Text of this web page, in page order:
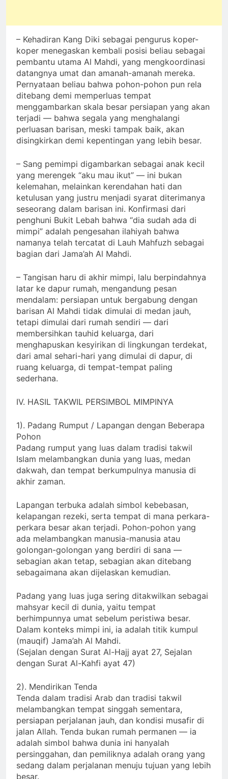
– Kehadiran Kang Diki sebagai pengurus koper-
koper menegaskan kembali posisi beliau sebagai
pembantu utama Al Mahdi, yang mengkoordinasi
datangnya umat dan amanah-amanah mereka.
Pernyataan beliau bahwa pohon-pohon pun rela
ditebang demi memperluas tempat
menggambarkan skala besar persiapan yang akan
terjadi — bahwa segala yang menghalangi
perluasan barisan, meski tampak baik, akan
disingkirkan demi kepentingan yang lebih besar.
– Sang pemimpi digambarkan sebagai anak kecil
yang merengek “aku mau ikut” — ini bukan
kelemahan, melainkan kerendahan hati dan
ketulusan yang justru menjadi syarat diterimanya
seseorang dalam barisan ini. Konfirmasi dari
penghuni Bukit Lebah bahwa “dia sudah ada di
mimpi” adalah pengesahan ilahiyah bahwa
namanya telah tercatat di Lauh Mahfuzh sebagai
bagian dari Jama’ah Al Mahdi.
– Tangisan haru di akhir mimpi, lalu berpindahnya
latar ke dapur rumah, mengandung pesan
mendalam: persiapan untuk bergabung dengan
barisan Al Mahdi tidak dimulai di medan jauh,
tetapi dimulai dari rumah sendiri — dari
membersihkan tauhid keluarga, dari
menghapuskan kesyirikan di lingkungan terdekat,
dari amal sehari-hari yang dimulai di dapur, di
ruang keluarga, di tempat-tempat paling
1). Padang Rumput / Lapangan dengan Beberapa
Pohon
Padang rumput yang luas dalam tradisi takwil
Islam melambangkan dunia yang luas, medan
dakwah, dan tempat berkumpulnya manusia di
Lapangan terbuka adalah simbol kebebasan,
kelapangan rezeki, serta tempat di mana perkara-
perkara besar akan terjadi. Pohon-pohon yang
ada melambangkan manusia-manusia atau
golongan-golongan yang berdiri di sana —
sebagian akan tetap, sebagian akan ditebang
sebagaimana akan dijelaskan kemudian.
Padang yang luas juga sering ditakwilkan sebagai
mahsyar kecil di dunia, yaitu tempat
berhimpunnya umat sebelum peristiwa besar.
Dalam konteks mimpi ini, ia adalah titik kumpul
(mauqif) Jama’ah Al Mahdi.
(Sejalan dengan Surat Al-Hajj ayat 27, Sejalan
dengan Surat Al-Kahfi ayat 47)
2). Mendirikan Tenda
Tenda dalam tradisi Arab dan tradisi takwil
melambangkan tempat singgah sementara,
persiapan perjalanan jauh, dan kondisi musafir di
jalan Allah. Tenda bukan rumah permanen — ia
adalah simbol bahwa dunia ini hanyalah
persinggahan, dan pemiliknya adalah orang yang
sedang dalam perjalanan menuju tujuan yang lebih